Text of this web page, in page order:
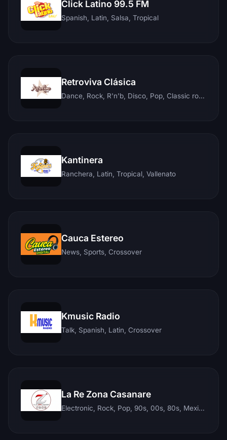
Click Latino 99.5 FM
Spanish, Latin, Salsa, Tropical
Retroviva Clásica
Dance, Rock, R'n'b, Disco, Pop, Classic rock, Techno, Reggae
Kantinera
Ranchera, Latin, Tropical, Vallenato
Cauca Estereo
News, Sports, Crossover
Kmusic Radio
Talk, Spanish, Latin, Crossover
La Re Zona Casanare
Electronic, Rock, Pop, 90s, 00s, 80s, Mexican, Ranchera, Reggaeton, Instrumental, Salsa, Merengue, Tropical, Romantic, Vallenato, Llanera